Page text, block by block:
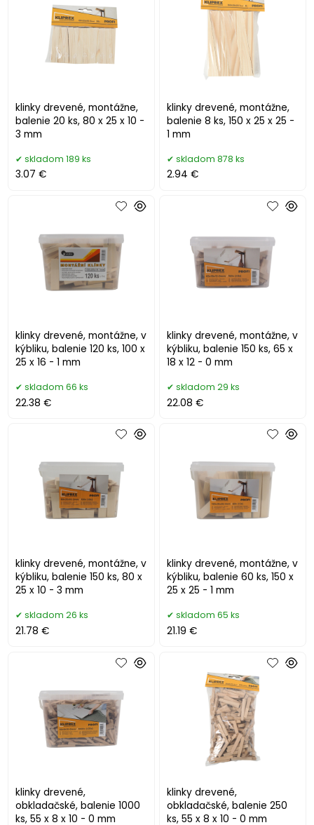
klinky drevené, montážne,
balenie 20 ks, 80 x 25 x 10 -
3 mm
skladom 189 ks
3.07 €
klinky drevené, montážne,
balenie 8 ks, 150 x 25 x 25 -
1 mm
skladom 878 ks
2.94 €
klinky drevené, montážne, v
kýbliku, balenie 120 ks, 100 x
25 x 16 - 1 mm
skladom 66 ks
22.38 €
klinky drevené, montážne, v
kýbliku, balenie 150 ks, 65 x
18 x 12 - 0 mm
skladom 29 ks
22.08 €
klinky drevené, montážne, v
kýbliku, balenie 150 ks, 80 x
25 x 10 - 3 mm
skladom 26 ks
21.78 €
klinky drevené, montážne, v
kýbliku, balenie 60 ks, 150 x
25 x 25 - 1 mm
skladom 65 ks
21.19 €
klinky drevené,
obkladačské, balenie 1000
ks, 55 x 8 x 10 - 0 mm
klinky drevené,
obkladačské, balenie 250
ks, 55 x 8 x 10 - 0 mm